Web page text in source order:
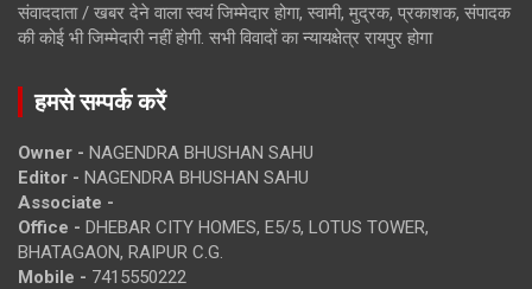
संवाददाता / खबर देने वाला स्वयं जिम्मेदार होगा, स्वामी, मुद्रक, प्रकाशक, संपादक
की कोई भी जिम्मेदारी नहीं होगी. सभी विवादों का न्यायक्षेत्र रायपुर होगा
हमसे सम्पर्क करें
Owner - NAGENDRA BHUSHAN SAHU
Editor - NAGENDRA BHUSHAN SAHU
Associate -
Office - DHEBAR CITY HOMES, E5/5, LOTUS TOWER,
BHATAGAON, RAIPUR C.G.
Mobile - 7415550222